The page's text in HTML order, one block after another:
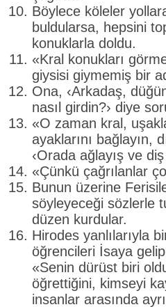
Böylece köleler
buldularsa, hepsini
konuklarla doldu.
«Kral konukları
giysisi giymemiş bir
Ona, ‹Arkadaş,
nasıl girdin?› diye
«O zaman kral,
ayaklarını bağlayın,
‹Orada ağlayış ve diş
«Çünkü çağrılanlar
Bunun üzerine
söyleyeceği sözlerle
düzen kurdular.
Hirodes yanlılarıyla
öğrencileri İsaya
«Senin dürüst biri
öğrettiğini, kimseyi
insanlar arasında